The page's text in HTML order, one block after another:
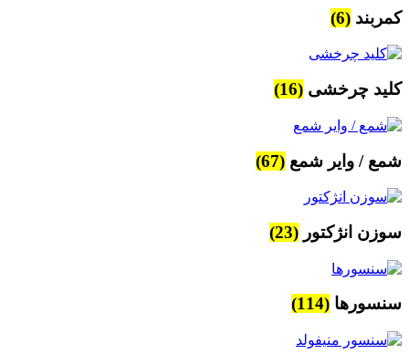
کمربند (6)
کلید چرخشی (16)
شمع / وایر شمع (67)
سوزن انژکتور (23)
سنسورها (114)